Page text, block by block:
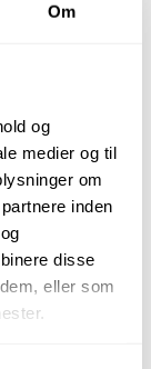
Om
og
medier og til
om
inden
disse
eller som
Alle produkter
,Diamanter